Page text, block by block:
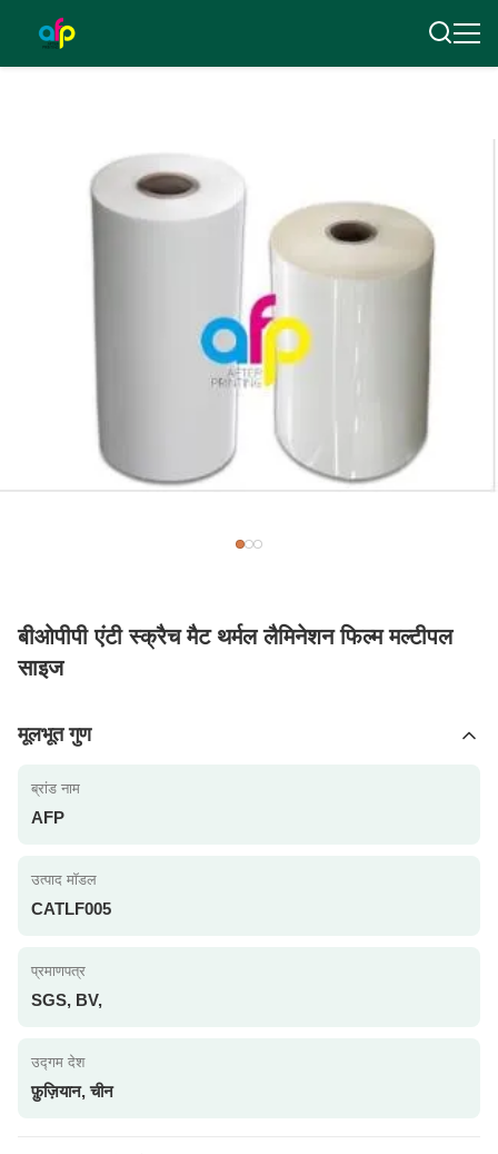
बीओपीपी एंटी स्क्रैच मैट थर्मल लैमिनेशन फिल्म मल्टीपल
साइज
मूलभूत गुण
ब्रांड नाम
AFP
उत्पाद मॉडल
CATLF005
प्रमाणपत्र
SGS, BV,
उद्गम देश
फ़ुज़ियान, चीन